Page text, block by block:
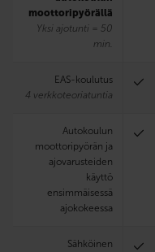
moottoripyörällä
Yksi ajotunti = 50
min.
EAS-koulutus
4 verkkoteoriatuntia
Autokoulun
moottoripyörän ja
ajovarusteiden
käyttö
ensimmäisessä
ajokokeessa
Sähköinen